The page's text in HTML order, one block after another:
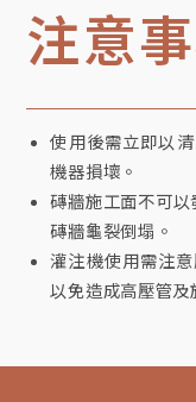
注意事
使用後需立即以
機器損壞。
磚牆施工面不可
磚牆龜裂倒塌。
灌注機使用需注
以免造成高壓管及